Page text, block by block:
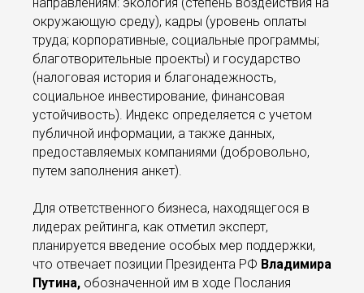
направлениям: экология (степень воздействия на
окружающую среду), кадры (уровень оплаты
труда; корпоративные, социальные программы;
благотворительные проекты) и государство
(налоговая история и благонадежность,
социальное инвестирование, финансовая
устойчивость). Индекс определяется с учетом
публичной информации, а также данных,
предоставляемых компаниями (добровольно,
путем заполнения анкет).
Для ответственного бизнеса, находящегося в
лидерах рейтинга, как отметил эксперт,
планируется введение особых мер поддержки,
что отвечает позиции Президента РФ Владимира
Путина, обозначенной им в ходе Послания